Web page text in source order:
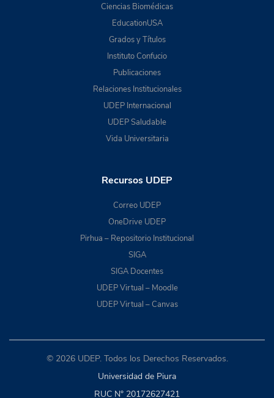
Ciencias Biomédicas
EducationUSA
Grados y Títulos
Instituto Confucio
Publicaciones
Relaciones Institucionales
UDEP Internacional
UDEP Saludable
Vida Universitaria
Recursos UDEP
Correo UDEP
OneDrive UDEP
Pirhua – Repositorio Institucional
SIGA
SIGA Docentes
UDEP Virtual – Moodle
UDEP Virtual – Canvas
© 2026 UDEP. Todos los Derechos Reservados.
Universidad de Piura
RUC N° 20172627421